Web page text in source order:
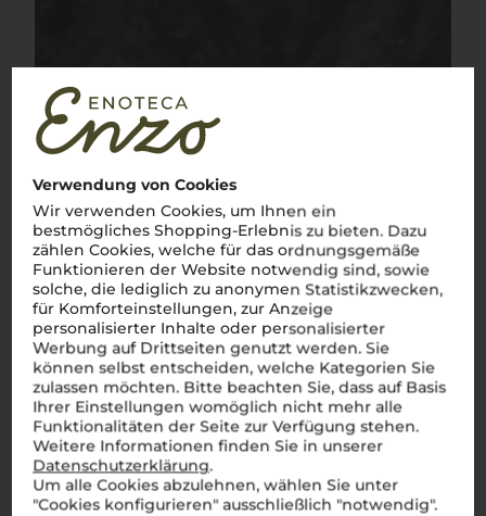
Verwendung von Cookies
Wir verwenden Cookies, um Ihnen ein
bestmögliches Shopping-Erlebnis zu bieten. Dazu
zählen Cookies, welche für das ordnungsgemäße
Funktionieren der Website notwendig sind, sowie
solche, die lediglich zu anonymen Statistikzwecken,
für Komforteinstellungen, zur Anzeige
personalisierter Inhalte oder personalisierter
Werbung auf Drittseiten genutzt werden. Sie
können selbst entscheiden, welche Kategorien Sie
zulassen möchten. Bitte beachten Sie, dass auf Basis
Ihrer Einstellungen womöglich nicht mehr alle
Funktionalitäten der Seite zur Verfügung stehen.
Weitere Informationen finden Sie in unserer
Datenschutzerklärung.
Um alle Cookies abzulehnen, wählen Sie unter
"Cookies konfigurieren" ausschließlich "notwendig".